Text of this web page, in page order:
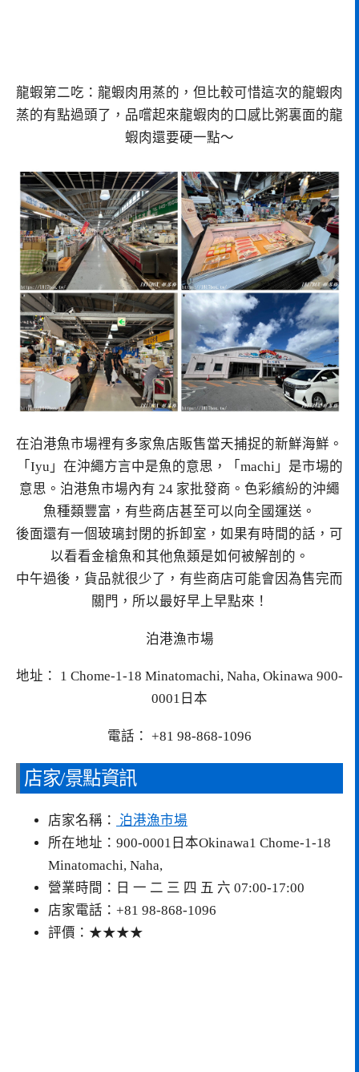
龍蝦第二吃：龍蝦肉用蒸的，但比較可惜這次的龍蝦肉
蒸的有點過頭了，品嚐起來龍蝦肉的口感比粥裏面的龍
蝦肉還要硬一點～
在泊港魚市場裡有多家魚店販售當天捕捉的新鮮海鮮。
「Iyu」在沖繩方言中是魚的意思，「machi」是市場的
意思。泊港魚市場內有 24 家批發商。色彩繽紛的沖繩
魚種類豐富，有些商店甚至可以向全國運送。
後面還有一個玻璃封閉的拆卸室，如果有時間的話，可
以看看金槍魚和其他魚類是如何被解剖的。
中午過後，貨品就很少了，有些商店可能會因為售完而
關門，所以最好早上早點來！
泊港漁市場
地址： 1 Chome-1-18 Minatomachi, Naha, Okinawa 900-
0001日本
電話： +81 98-868-1096
店家/景點資訊
店家名稱： 泊港漁市場
所在地址：900-0001日本Okinawa1 Chome-1-18
Minatomachi, Naha,
營業時間：日 一 二 三 四 五 六 07:00-17:00
店家電話：+81 98-868-1096
評價：★★★★